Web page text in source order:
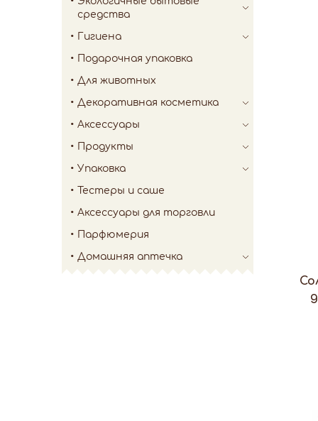
средства
Гигиена
Подарочная упаковка
Для животных
Декоративная косметика
Аксессуары
Продукты
Упаковка
Тестеры и саше
Аксессуары для торговли
Парфюмерия
Домашняя аптечка